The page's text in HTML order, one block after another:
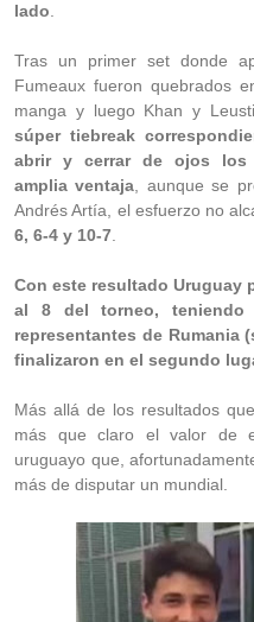
lado
Tras un primer set donde
Fumeaux fueron quebrados
manga y luego Khan y
súper tiebreak
abrir y cerrar de ojos los
amplia ventaja , aunque se
Andrés Artía, el esfuerzo no
6, 6-4 y 10-7
Con este resultado Uruguay
al 8 del torneo, teniendo
representantes de Rumania
finalizaron en el segundo
Más allá de los resultados
más que claro el valor de
uruguayo que,
más de disputar un mundial.